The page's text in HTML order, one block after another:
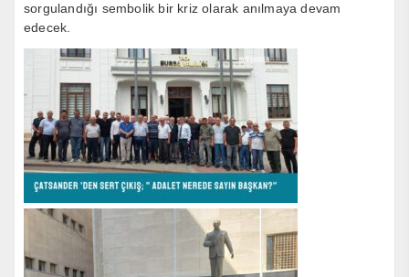
sorgulandığı sembolik bir kriz olarak anılmaya devam
edecek.